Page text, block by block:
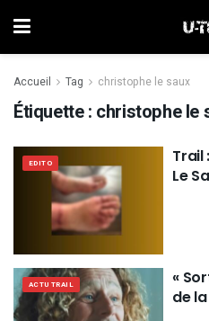
Accueil Tag christophe le saux
Étiquette : christophe le
EDITO
Trail
Le
ACTU TRAIL
«
de